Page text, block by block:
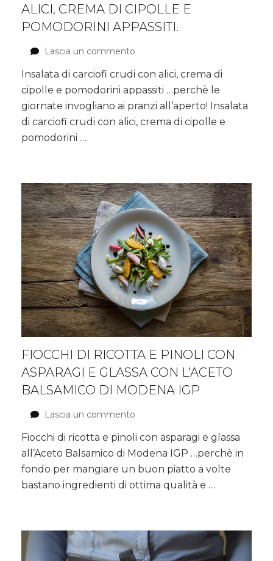
ALICI, CREMA DI CIPOLLE E
POMODORINI APPASSITI.
Lascia un commento
di
carciofi
crudi
alici,
pomodorini
appassiti.
Insalata di carciofi crudi con alici, crema di
cipolle e pomodorini appassiti …perchè le
giornate invogliano ai pranzi all’aperto! Insalata
di carciofi crudi con alici, crema di cipolle e
pomodorini …
FIOCCHI DI RICOTTA E PINOLI CON
ASPARAGI E GLASSA CON L’ACETO
BALSAMICO DI MODENA IGP
Lascia un commento
di
ricotta
e
pinoli
con
glassa
con
l’Aceto
Fiocchi di ricotta e pinoli con asparagi e glassa
all’Aceto Balsamico di Modena IGP …perchè in
fondo per mangiare un buon piatto a volte
bastano ingredienti di ottima qualità e …